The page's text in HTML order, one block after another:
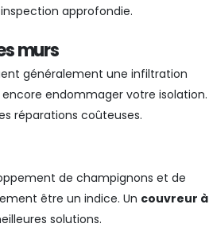
approfondie.
murs
généralement une infiltration
endommager votre isolation.
réparations coûteuses.
de champignons et de
être un indice. Un couvreur à
solutions.